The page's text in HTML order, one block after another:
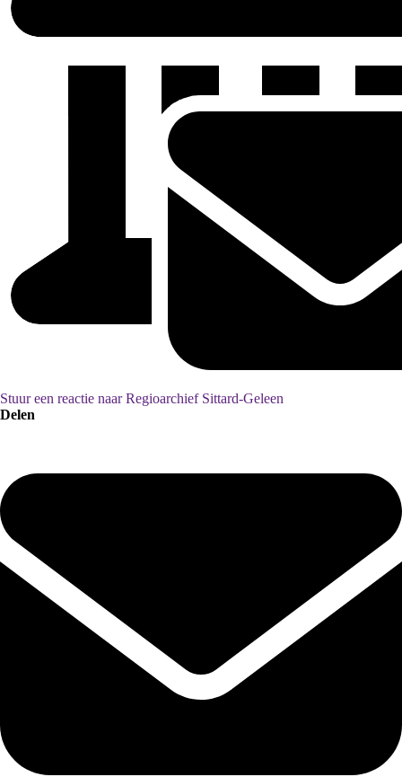
Stuur een reactie naar Regioarchief Sittard-Geleen
Delen